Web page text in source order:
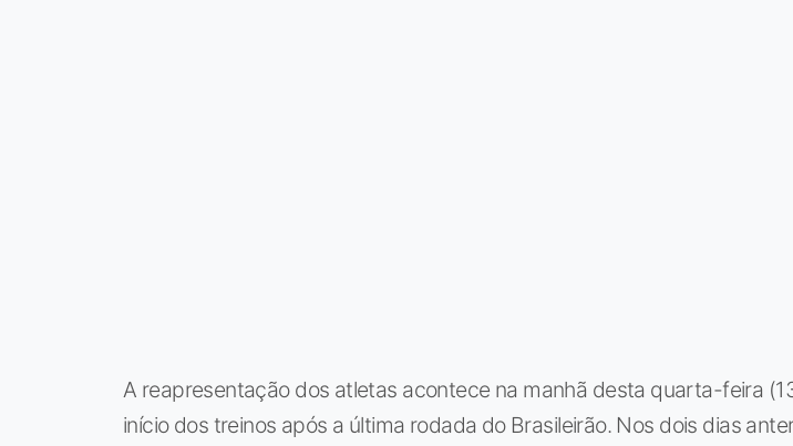
A reapresentação dos atletas acontece na manhã desta quarta-feira
início dos treinos após a última rodada do Brasileirão. Nos dois dias